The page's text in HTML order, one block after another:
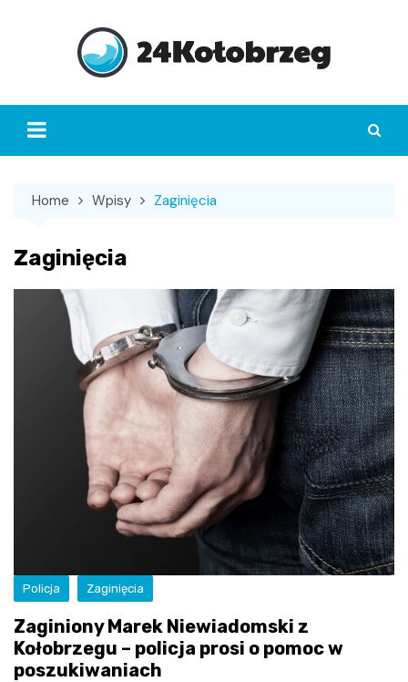
Home Wpisy Zaginięcia
Zaginięcia
Policja Zaginięcia
Zaginiony Marek Niewiadomski z
Kołobrzegu – policja prosi o pomoc w
poszukiwaniach